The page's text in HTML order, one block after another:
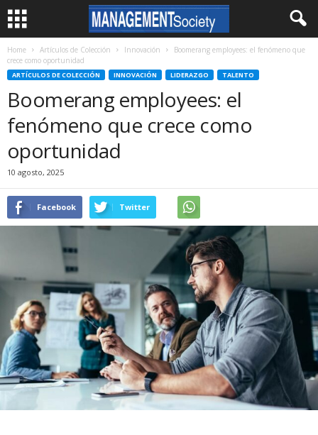
Home Artículos de Colección Innovación
Boomerang employees: el fenómeno que
crece como oportunidad
ARTÍCULOS DE COLECCIÓN INNOVACIÓN LIDERAZGO TALENTO
Boomerang employees: el
fenómeno que crece como
oportunidad
10 agosto, 2025
Facebook Twitter